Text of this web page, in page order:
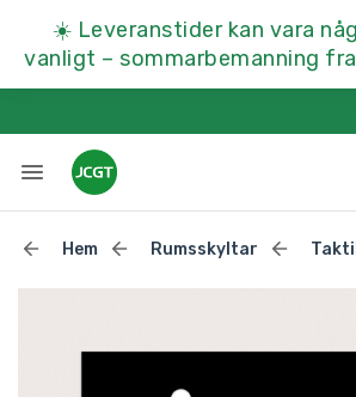
☀️ Leveranstider kan vara
vanligt – sommarbemanning
Hem Rumsskyltar